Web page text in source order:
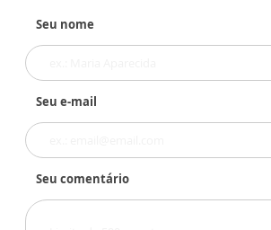
Seu nome
Seu e-mail
Seu comentário